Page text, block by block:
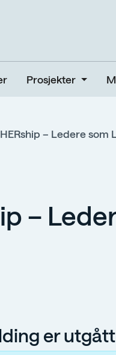
Prosjekter
– Ledere som
–
er utgått